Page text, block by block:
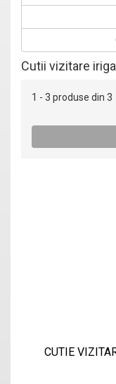
Cutii vizitare
1 - 3 produse din
CUTIE